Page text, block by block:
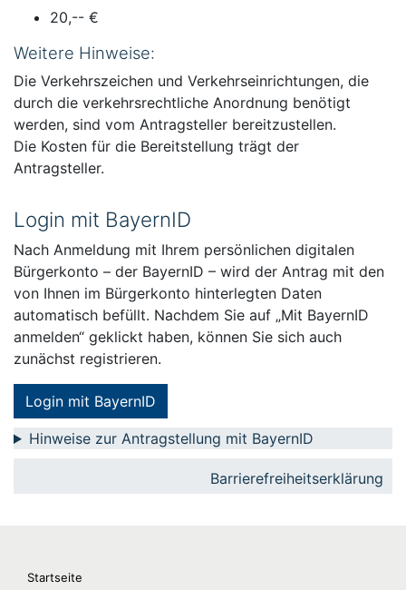
20,-- €
Weitere Hinweise:
Die Verkehrszeichen und Verkehrseinrichtungen, die
durch die verkehrsrechtliche Anordnung benötigt
werden, sind vom Antragsteller bereitzustellen.
Die Kosten für die Bereitstellung trägt der
Antragsteller.
Login mit BayernID
Nach Anmeldung mit Ihrem persönlichen digitalen
Bürgerkonto – der BayernID – wird der Antrag mit den
von Ihnen im Bürgerkonto hinterlegten Daten
automatisch befüllt. Nachdem Sie auf „Mit BayernID
anmelden“ geklickt haben, können Sie sich auch
zunächst registrieren.
Login mit BayernID
Hinweise zur Antragstellung mit BayernID
Barrierefreiheitserklärung
Startseite